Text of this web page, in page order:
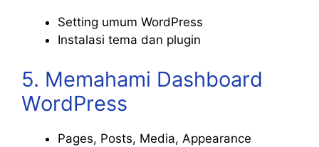
Setting umum WordPress
Instalasi tema dan plugin
5. Memahami Dashboard
WordPress
Pages, Posts, Media, Appearance